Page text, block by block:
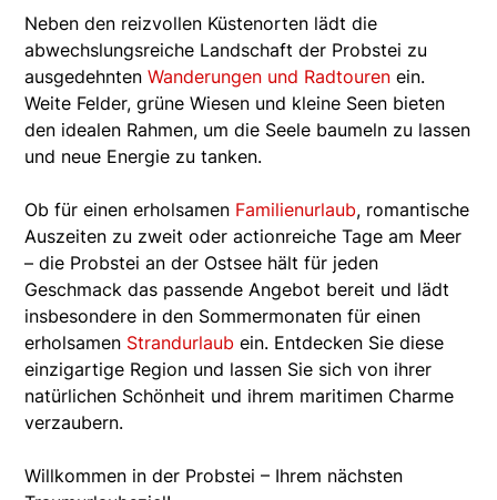
Neben den reizvollen Küstenorten lädt die
abwechslungsreiche Landschaft der Probstei zu
ausgedehntenWanderungen und Radtouren ein.
Weite Felder, grüne Wiesen und kleine Seen bieten
den idealen Rahmen, um die Seele baumeln zu lassen
und neue Energie zu tanken.
Ob für einen erholsamen Familienurlaub, romantische
Auszeiten zu zweit oder actionreiche Tage am Meer
– die Probstei an der Ostsee hält für jeden
Geschmack das passende Angebot bereit und lädt
insbesondere in den Sommermonaten für einen
erholsamen Strandurlaub ein. Entdecken Sie diese
einzigartige Region und lassen Sie sich von ihrer
natürlichen Schönheit und ihrem maritimen Charme
verzaubern.
Willkommen in der Probstei – Ihrem nächsten